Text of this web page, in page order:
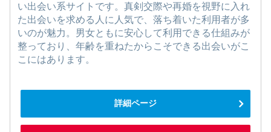
い出会い系サイトです。真剣交際や再婚を視野に入れ
た出会いを求める人に人気で、落ち着いた利用者が多
いのが魅力。男女ともに安心して利用できる仕組みが
整っており、年齢を重ねたからこそできる出会いがこ
こにはあります。
詳細ページ